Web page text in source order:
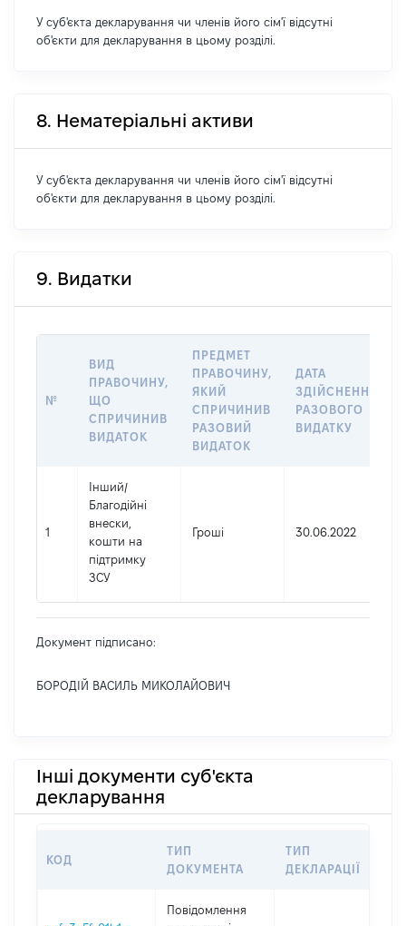
У суб'єкта декларування чи членів його сім'ї відсутні
об'єкти для декларування в цьому розділі.
8. Нематеріальні активи
У суб'єкта декларування чи членів його сім'ї відсутні
об'єкти для декларування в цьому розділі.
9. Видатки
№
ВИД
ПРАВОЧИНУ,
ЩО
СПРИЧИНИВ
ВИДАТОК
ПРЕДМЕТ
ПРАВОЧИНУ,
ЯКИЙ
СПРИЧИНИВ
РАЗОВИЙ
ВИДАТОК
ДАТА
ЗДІЙСНЕННЯ
РАЗОВОГО
ВИДАТКУ
1
Інший/
Благодійні
внески,
кошти на
підтримку
ЗСУ
Гроші 30.06.2022
Документ підписано:
БОРОДІЙ ВАСИЛЬ МИКОЛАЙОВИЧ
Інші документи суб'єкта
декларування
КОД
ТИП
ДОКУМЕНТА
ТИП
ДЕКЛАРАЦІЇ
Повідомлення